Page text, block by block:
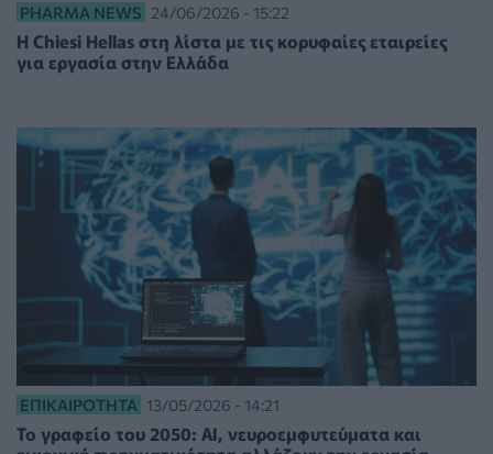
PHARMA NEWS 24/06/2026 - 15:22
Η Chiesi Hellas στη λίστα με τις κορυφαίες εταιρείες
για εργασία στην Ελλάδα
ΕΠΙΚΑΙΡΌΤΗΤΑ 13/05/2026 - 14:21
Το γραφείο του 2050: AI, νευροεμφυτεύματα και